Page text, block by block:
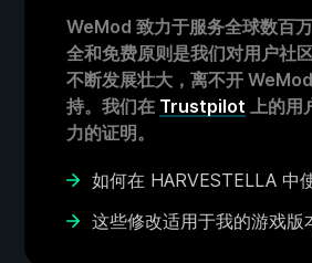
WeMod 致力于服务全球数百
全和免费原则是我们对用户社
不断发展壮大，离不开
持。我们在 Trustpilot 上的用
力的证明。
如何在 HARVESTELLA 中
这些修改适用于我的游戏版